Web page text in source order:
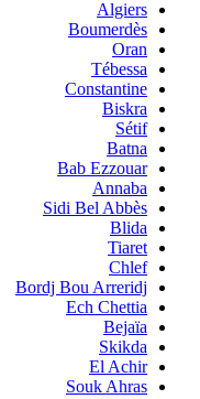
Algiers
Boumerdès
Oran
Tébessa
Constantine
Biskra
Sétif
Batna
Bab Ezzouar
Annaba
Sidi Bel Abbès
Blida
Tiaret
Chlef
Bordj Bou Arreridj
Ech Chettia
Bejaïa
Skikda
El Achir
Souk Ahras